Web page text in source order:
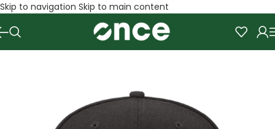
Skip to navigation Skip to main content